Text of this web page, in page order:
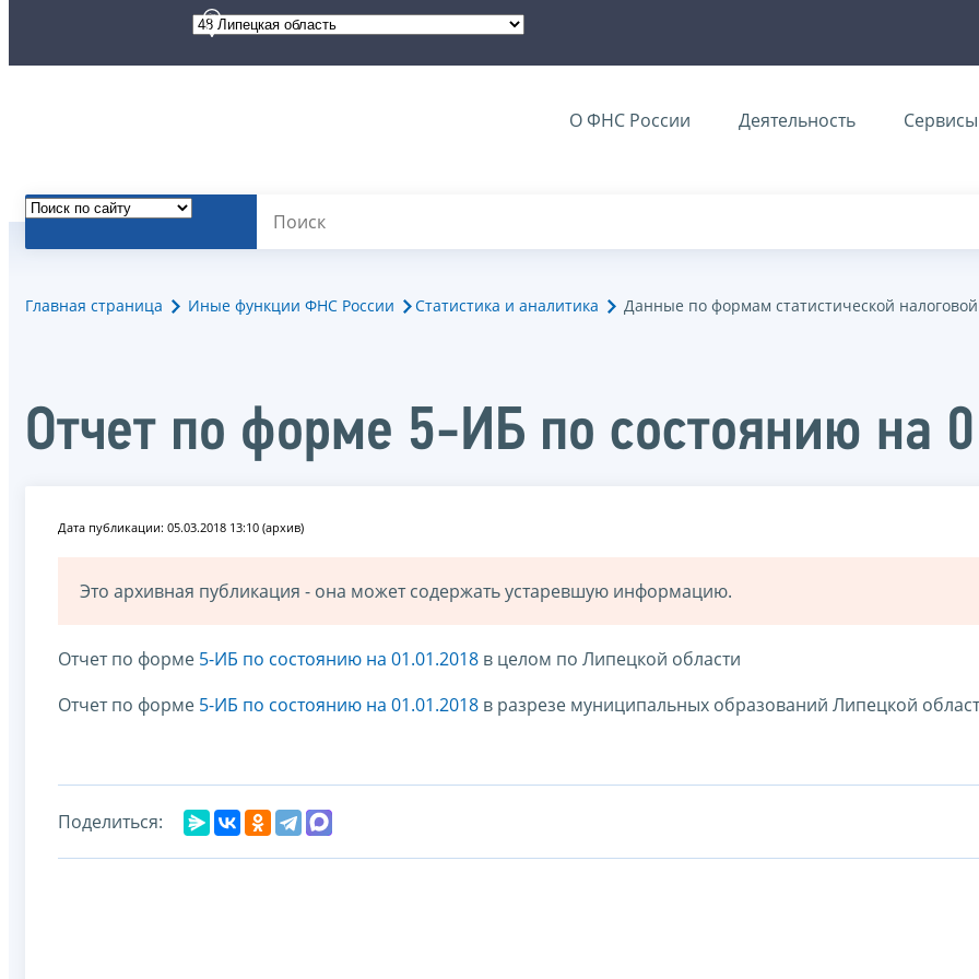
О ФНС России Деятельность Сервисы
Главная страница Иные функции ФНС России Статистика и аналитика Данные по формам статистической
Отчет по форме 5-ИБ по состоянию на
Дата публикации: 05.03.2018 13:10 (архив)
Это архивная публикация - она может содержать устаревшую информацию.
Отчет по форме 5-ИБ по состоянию на 01.01.2018 в целом по Липецкой области
Отчет по форме 5-ИБ по состоянию на 01.01.2018 в разрезе муниципальных образований Липецкой
Поделиться: